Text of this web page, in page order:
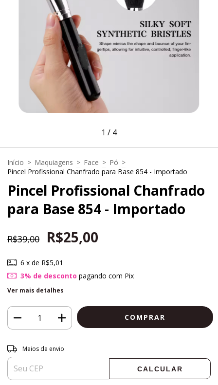
1 / 4
Início > Maquiagens > Face > Pó >
Pincel Profissional Chanfrado para Base 854 - Importado
Pincel Profissional Chanfrado
para Base 854 - Importado
R$39,00 R$25,00
6 x de R$5,01
3% de desconto pagando com Pix
Ver mais detalhes
Entregas para o CEP:
Meios de envio
CALCULAR